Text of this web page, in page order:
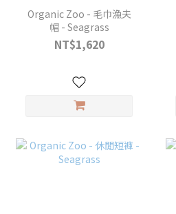
Organic Zoo - 毛巾漁夫
帽 - Seagrass
NT$1,620